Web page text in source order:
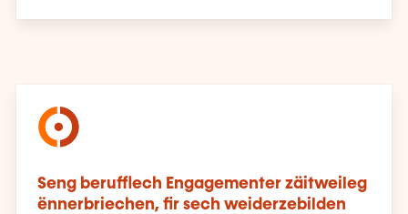
Seng berufflech Engagementer zäitweileg
ënnerbriechen, fir sech weiderzebilden